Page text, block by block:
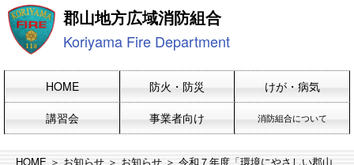
郡山地方広域消防組合
Koriyama Fire Department
HOME 防火・防災
けが・病気
講習会
事業者向け 消防組合について
HOME ＞ お知らせ ＞ お知らせ ＞ 令和７年度「環境にやさしい郡山